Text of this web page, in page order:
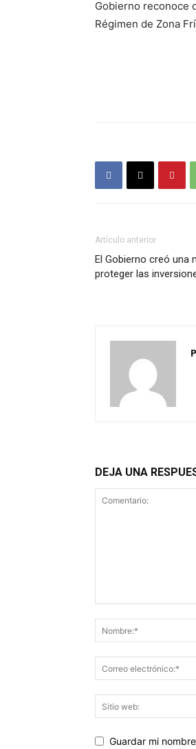
Gobierno reconoce
Régimen de Zona
Artículo anterior
El Gobierno creó una
proteger las
DEJA UNA
Guardar mi